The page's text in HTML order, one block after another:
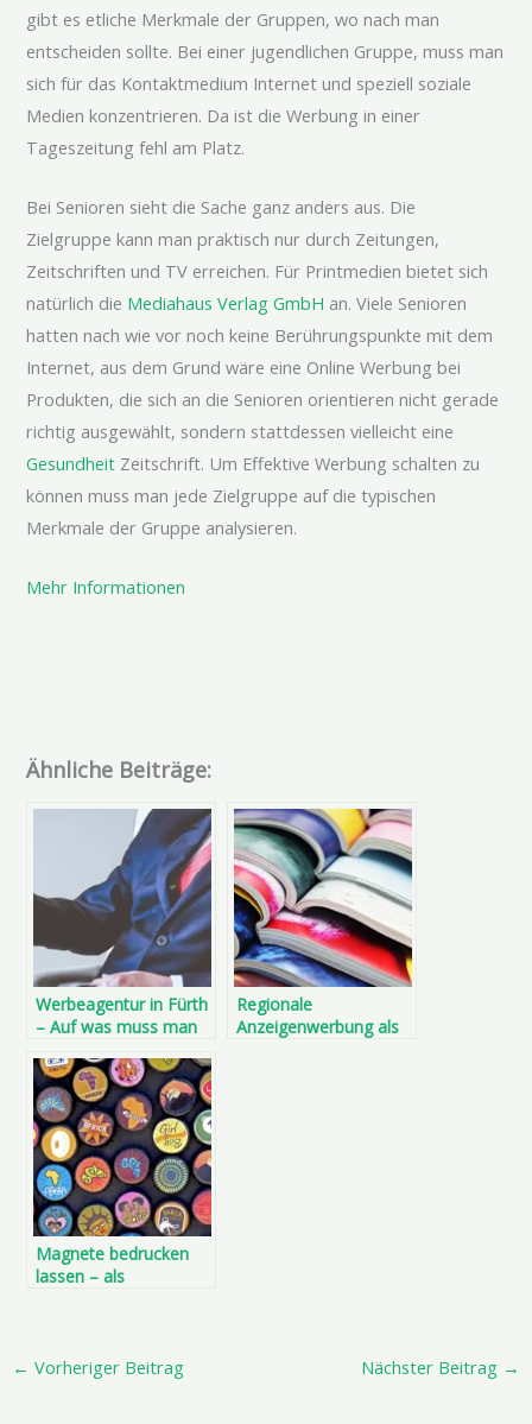
gibt es etliche Merkmale der Gruppen, wo nach man
entscheiden sollte. Bei einer jugendlichen Gruppe, muss man
sich für das Kontaktmedium Internet und speziell soziale
Medien konzentrieren. Da ist die Werbung in einer
Tageszeitung fehl am Platz.
Bei Senioren sieht die Sache ganz anders aus. Die
Zielgruppe kann man praktisch nur durch Zeitungen,
Zeitschriften und TV erreichen. Für Printmedien bietet sich
natürlich die Mediahaus Verlag GmbH an. Viele Senioren
hatten nach wie vor noch keine Berührungspunkte mit dem
Internet, aus dem Grund wäre eine Online Werbung bei
Produkten, die sich an die Senioren orientieren nicht gerade
richtig ausgewählt, sondern stattdessen vielleicht eine
Gesundheit Zeitschrift. Um Effektive Werbung schalten zu
können muss man jede Zielgruppe auf die typischen
Merkmale der Gruppe analysieren.
Mehr Informationen
Ähnliche Beiträge:
Werbeagentur in Fürth
– Auf was muss man
achten?
Regionale
Anzeigenwerbung als
Magnete bedrucken
lassen – als
← Vorheriger Beitrag Nächster Beitrag →